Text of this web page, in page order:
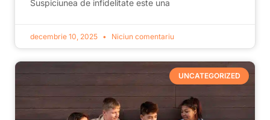
Suspiciunea de infidelitate este una
decembrie 10, 2025 Niciun comentariu
UNCATEGORIZED